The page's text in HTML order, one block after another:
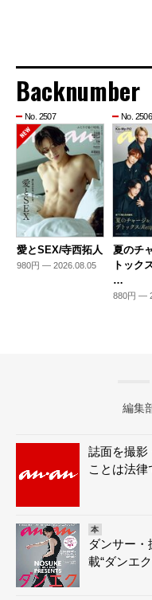
Backnumber
No. 2507
愛とSEX/寺西拓人
980円 — 2026.08.05
No. 2506
夏のチ
トック
…
880円 —
編集
誌面を撮影
ことは法律
本
ダンサー
載“ダンエ